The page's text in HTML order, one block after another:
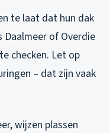
te laat dat hun dak
Daalmeer of Overdie
checken. Let op
– dat zijn vaak
wijzen plassen